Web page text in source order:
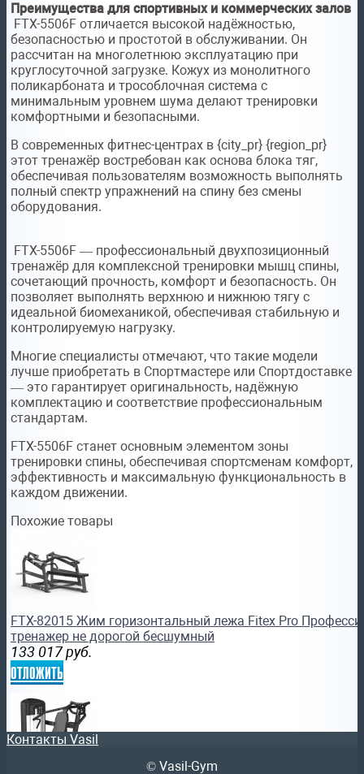
Преимущества для спортивных и коммерческих залов
FTX-5506F отличается высокой надёжностью,
безопасностью и простотой в обслуживании. Он
рассчитан на многолетнюю эксплуатацию при
круглосуточной загрузке. Кожух из монолитного
поликарбоната и трособлочная система с
минимальным уровнем шума делают тренировки
комфортными и безопасными.
В современных фитнес-центрах в {city_pr} {region_pr}
этот тренажёр востребован как основа блока тяг,
обеспечивая пользователям возможность выполнять
полный спектр упражнений на спину без смены
оборудования.
FTX-5506F — профессиональный двухпозиционный
тренажёр для комплексной тренировки мышц спины,
сочетающий прочность, комфорт и безопасность. Он
позволяет выполнять верхнюю и нижнюю тягу с
идеальной биомеханикой, обеспечивая стабильную и
контролируемую нагрузку.
Многие специалисты отмечают, что такие модели
лучше приобретать в Спортмастере или Спортдоставке
— это гарантирует оригинальность, надёжную
комплектацию и соответствие профессиональным
стандартам.
FTX-5506F станет основным элементом зоны
тренировки спины, обеспечивая спортсменам комфорт,
эффективность и максимальную функциональность в
каждом движении.
Похожие товары
FTX-82015 Жим горизонтальный лежа Fitex Pro
тренажер не дорогой бесшумный
133 017 руб.
отложить
Контакты Vasil
© Vasil-Gym